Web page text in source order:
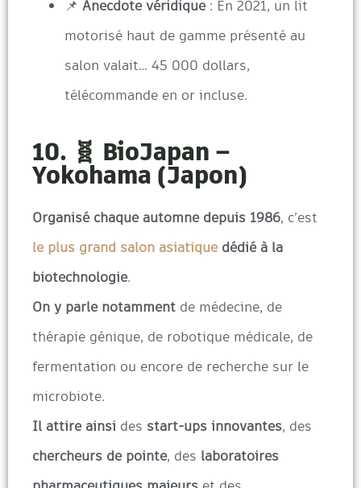
📌 Anecdote véridique: En 2021, un lit
motorisé haut de gamme présenté au
salon valait… 45 000 dollars,
télécommande en or incluse.
10. 🧬 BioJapan –
Yokohama (Japon)
Organisé chaque automne depuis 1986, c’est
le plus grand salon asiatique dédié à la
biotechnologie.
On y parle notamment de médecine, de
thérapie génique, de robotique médicale, de
fermentation ou encore de recherche sur le
microbiote.
Il attire ainsi des start-ups innovantes, des
chercheurs de pointe, des laboratoires